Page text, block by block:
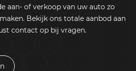
aan- of verkoop van uw auto zo
Bekijk ons totale aanbod aan
contact op bij vragen.